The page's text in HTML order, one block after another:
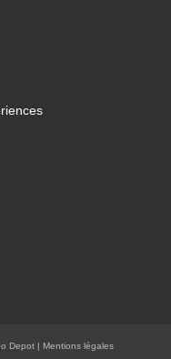
Depot | Mentions légales